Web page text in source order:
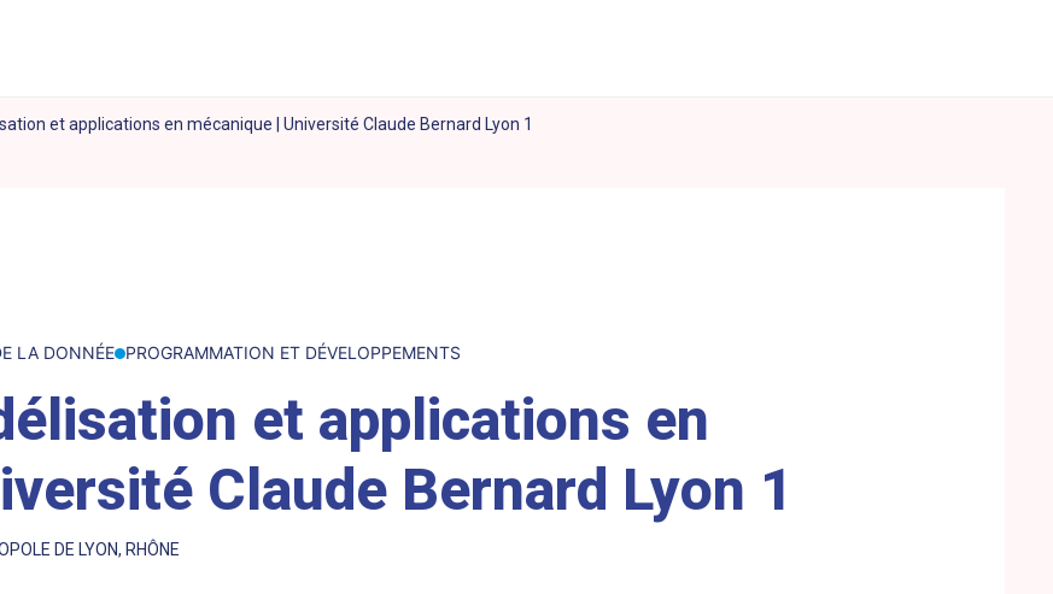
et applications en mécanique | Université Claude Bernard Lyon 1
LA DONNÉE PROGRAMMATION ET DÉVELOPPEMENTS
et applications en
Claude Bernard Lyon 1
DE LYON, RHÔNE